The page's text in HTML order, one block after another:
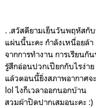
. .สวัสดียามเย็นวันพฤหัสกั
แผ่นนี้นะคะ กำลังเหนื่อยล้า
จากการทำงาน การเรียนกั
รู้สึกอ่อนปวกเปียกกับไรง่าย
แล้วตอนนี้ยิ่งสภาพอากาศจ
lol ไงก็เวลาออกนอกบ้าน
สวมผ้าปิดปากเสมอนะคะ :)